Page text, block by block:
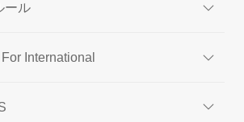
ール
International